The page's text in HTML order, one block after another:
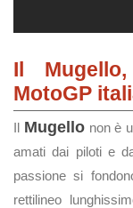
Il
MotoGP
Il Mugellonon è
amati dai piloti e
passione si
rettilineo